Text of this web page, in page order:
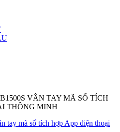
VÂN TAY MÃ SỐ TÍCH
THÔNG MINH